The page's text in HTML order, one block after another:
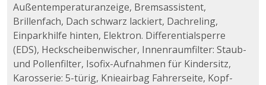
Außentemperaturanzeige, Bremsassistent,
Brillenfach, Dach schwarz lackiert, Dachreling,
Einparkhilfe hinten, Elektron. Differentialsperre
(EDS), Heckscheibenwischer, Innenraumfilter: Staub-
und Pollenfilter, Isofix-Aufnahmen für Kindersitz,
Karosserie: 5-türig, Knieairbag Fahrerseite, Kopf-